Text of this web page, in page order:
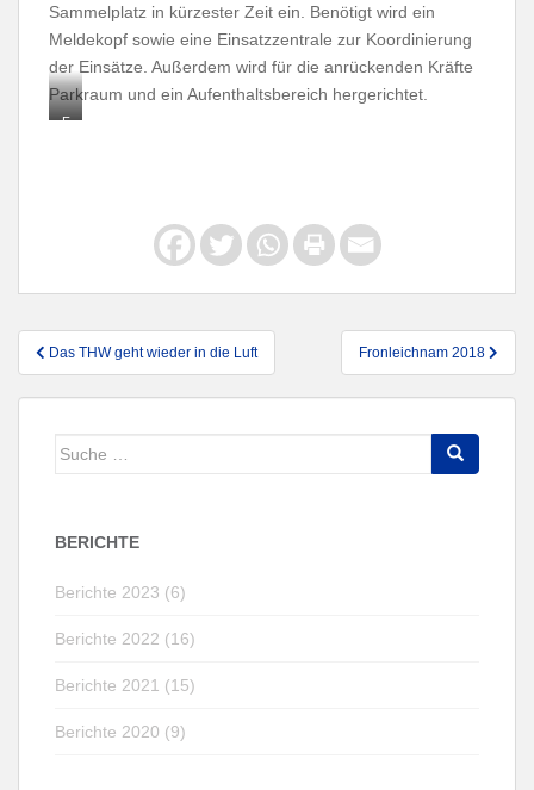
Sammelplatz in kürzester Zeit ein. Benötigt wird ein
Meldekopf sowie eine Einsatzzentrale zur Koordinierung
der Einsätze. Außerdem wird für die anrückenden Kräfte
Parkraum und ein Aufenthaltsbereich hergerichtet.
F
Beitragsnavigation
Das THW geht wieder in die Luft Fronleichnam 2018
Suche
BERICHTE
Berichte 2023 (6)
Berichte 2022 (16)
Berichte 2021 (15)
Berichte 2020 (9)